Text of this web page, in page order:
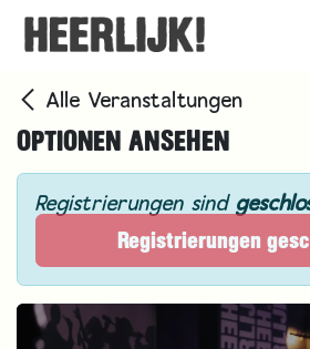
Zum Inhalt springen
Alle Veranstaltungen
OPTIONEN ANSEHEN
Registrierungen sind
Registrierungen